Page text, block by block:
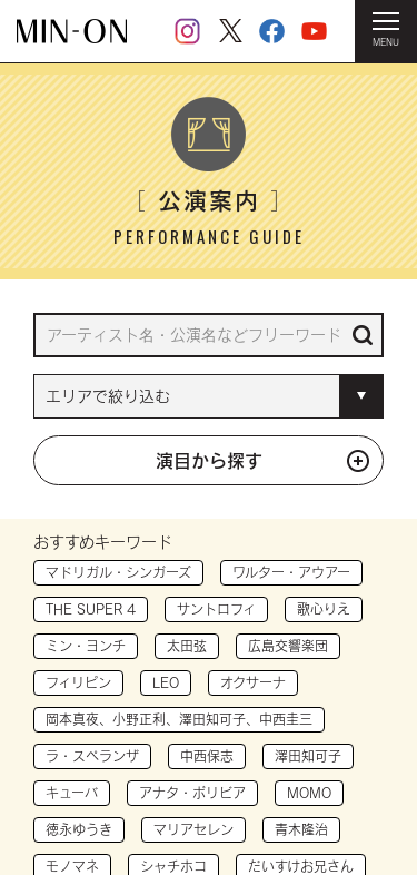
MENU
HOME ＞ 公演案内
［公演案内］
PERFORMANCE GUIDE
演目から探す
おすすめキーワード
マドリガル・シンガーズ ワルター・アウアー
THE SUPER 4 サントロフィ 歌心りえ
ミン・ヨンチ 太田弦 広島交響楽団
フィリピン LEO オクサーナ
岡本真夜、小野正利、澤田知可子、中西圭三
ラ・スペランザ 中西保志 澤田知可子
キューバ アナタ・ボリビア MOMO
徳永ゆうき マリアセレン 青木隆治
モノマネ シャチホコ だいすけお兄さん